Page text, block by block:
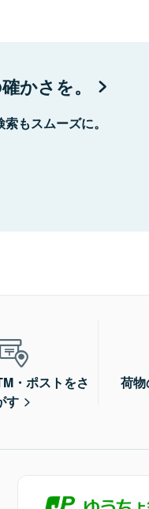
かさを。
もスムーズに。
・ポストをさ
す
荷